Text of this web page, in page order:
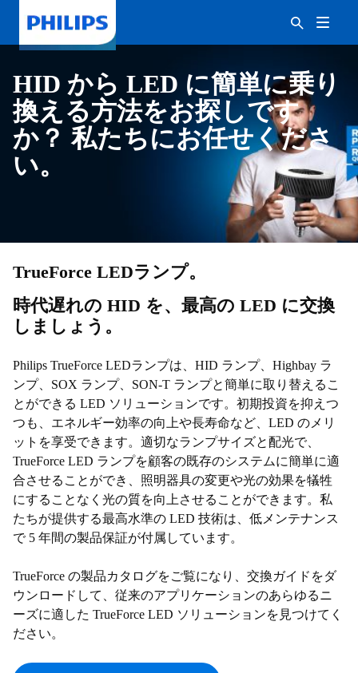
HID から LED に簡単に乗り
換える方法をお探しです
か？ 私たちにお任せくださ
い。
TrueForce LEDランプ。
時代遅れの HID を、最高の LED に交換
しましょう。
Philips TrueForce LEDランプは、HID ランプ、Highbay ラ
ンプ、SOX ランプ、SON-T ランプと簡単に取り替えるこ
とができる LED ソリューションです。初期投資を抑えつ
つも、エネルギー効率の向上や長寿命など、LED のメリ
ットを享受できます。適切なランプサイズと配光で、
TrueForce LED ランプを顧客の既存のシステムに簡単に適
合させることができ、照明器具の変更や光の効果を犠牲
にすることなく光の質を向上させることができます。私
たちが提供する最高水準の LED 技術は、低メンテナンス
で 5 年間の製品保証が付属しています。
TrueForce の製品カタログをご覧になり、交換ガイドをダ
ウンロードして、従来のアプリケーションのあらゆるニ
ーズに適した TrueForce LED ソリューションを見つけてく
ださい。